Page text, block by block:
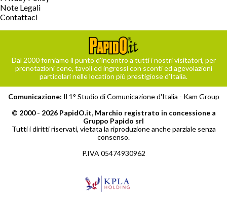
Note Legali
Contattaci
Dal 2000 forniamo il punto d’incontro a tutti i nostri visitatori, per
prenotazioni cene, tavoli ed ingressi con sconti ed agevolazioni
particolari nelle location più prestigiose d’Italia.
Comunicazione: Il 1° Studio di Comunicazione d'Italia - Kam Group
© 2000 - 2026 PapidO.it, Marchio registrato in concessione a
Gruppo Papido srl
Tutti i diritti riservati, vietata la riproduzione anche parziale senza
consenso.
P.IVA 05474930962